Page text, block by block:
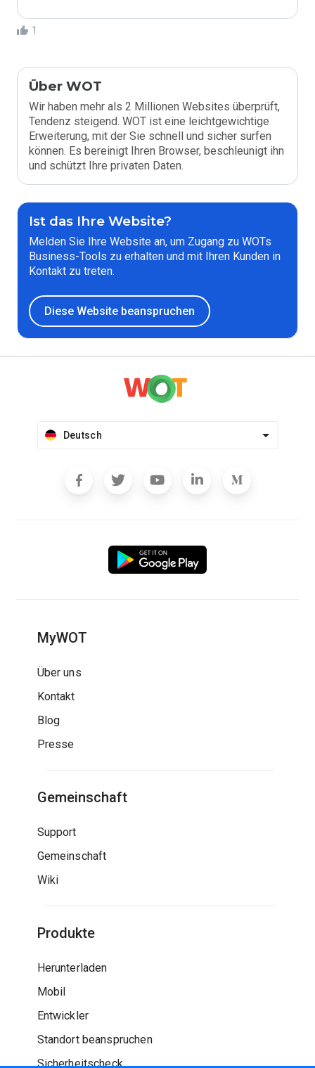
1
Über WOT
Wir haben mehr als 2 Millionen Websites überprüft,
Tendenz steigend. WOT ist eine leichtgewichtige
Erweiterung, mit der Sie schnell und sicher surfen
können. Es bereinigt Ihren Browser, beschleunigt ihn
und schützt Ihre privaten Daten.
Ist das Ihre Website?
Melden Sie Ihre Website an, um Zugang zu WOTs
Business-Tools zu erhalten und mit Ihren Kunden in
Kontakt zu treten.
Diese Website beanspruchen
Deutsch
MyWOT
Über uns
Kontakt
Blog
Presse
Gemeinschaft
Support
Gemeinschaft
Wiki
Produkte
Herunterladen
Mobil
Entwickler
Standort beanspruchen
Sicherheitscheck